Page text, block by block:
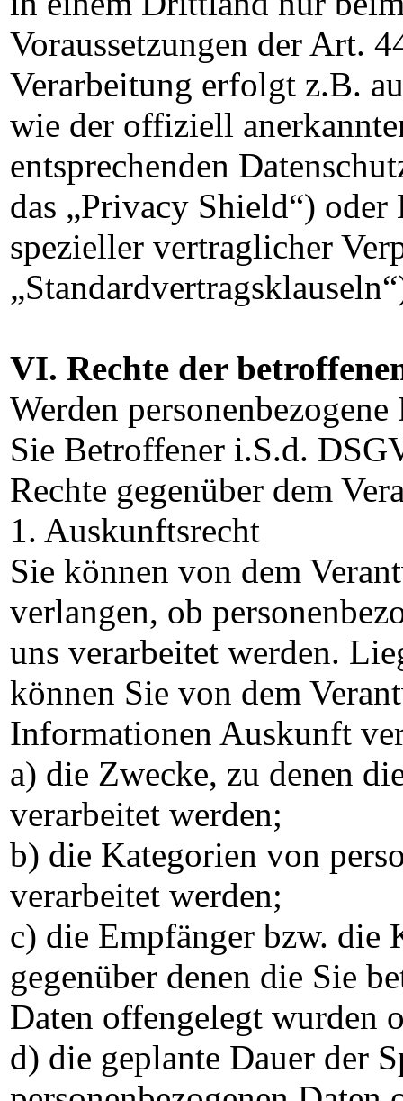
Voraussetzungen der Art.
Verarbeitung erfolgt z.B.
wie der offiziell
entsprechenden
das „Privacy Shield“)
spezieller vertraglicher
VI. Rechte der
Werden
Sie Betroffener i.S.d.
Rechte gegenüber dem
1. Auskunftsrecht
Sie können von dem
verlangen, ob
uns verarbeitet werden.
können Sie von dem
Informationen Auskunft
a) die Zwecke, zu denen
verarbeitet werden;
b) die Kategorien von
verarbeitet werden;
c) die Empfänger bzw. die
gegenüber denen die Sie
Daten offengelegt wurden
d) die geplante Dauer der